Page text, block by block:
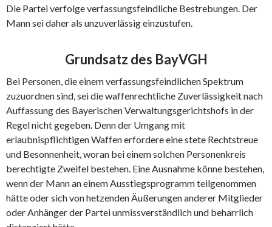
Die Partei verfolge verfassungsfeindliche Bestrebungen. Der
Mann sei daher als unzuverlässig einzustufen.
Grundsatz des BayVGH
Bei Personen, die einem verfassungsfeindlichen Spektrum
zuzuordnen sind, sei die waffenrechtliche Zuverlässigkeit nach
Auffassung des Bayerischen Verwaltungsgerichtshofs in der
Regel nicht gegeben. Denn der Umgang mit
erlaubnispflichtigen Waffen erfordere eine stete Rechtstreue
und Besonnenheit, woran bei einem solchen Personenkreis
berechtigte Zweifel bestehen. Eine Ausnahme könne bestehen,
wenn der Mann an einem Ausstiegsprogramm teilgenommen
hätte oder sich von hetzenden Äußerungen anderer Mitglieder
oder Anhänger der Partei unmissverständlich und beharrlich